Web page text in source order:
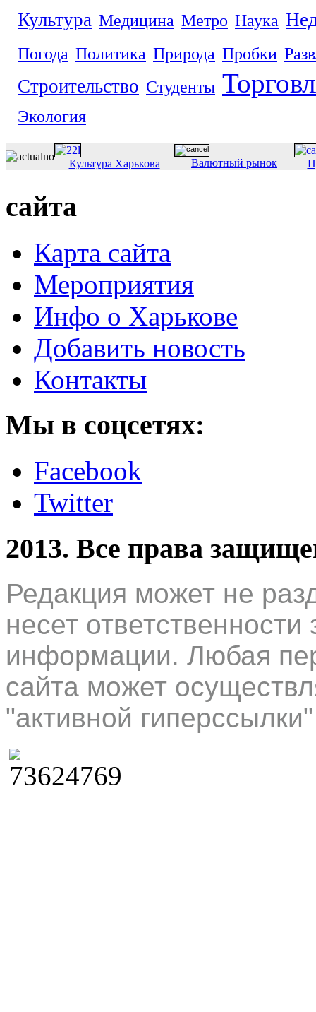
Культура Медицина Метро Наука
Погода Политика Природа Пробки
Строительство Студенты
Экология
Культура Харькова Валютный рынок
сайта
Карта сайта
Мероприятия
Инфо о Харькове
Добавить новость
Контакты
Мы в соцсетях:
Facebook
Twitter
2013. Все права
Редакция может не
несет
информации. Любая
сайта может
"активной